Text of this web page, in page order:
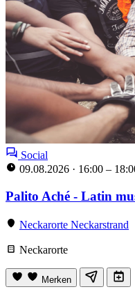
Social
09.08.2026 · 16:00 –
Palito Aché - Latin
Neckarorte Neckarstrand
Neckarorte
Merken